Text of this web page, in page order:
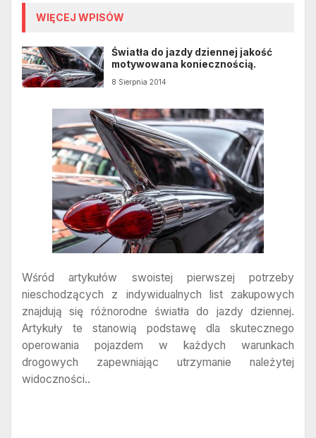
WIĘCEJ WPISÓW
Światła do jazdy dziennej jakość
motywowana koniecznością.
8 Sierpnia 2014
Wśród artykułów swoistej pierwszej potrzeby
nieschodzących z indywidualnych list zakupowych
znajdują się różnorodne światła do jazdy dziennej.
Artykuły te stanowią podstawę dla skutecznego
operowania pojazdem w każdych warunkach
drogowych zapewniając utrzymanie należytej
widoczności..